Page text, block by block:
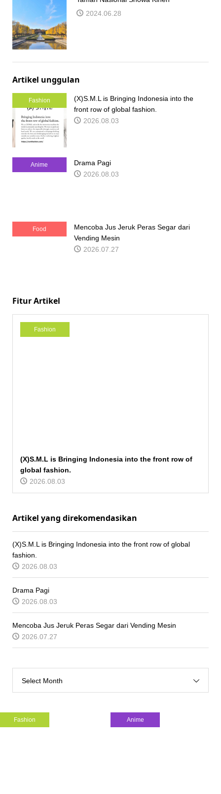
2024.06.28
Artikel unggulan
Fashion
(X)S.M.L is Bringing Indonesia into the
front row of global fashion.
2026.08.03
Anime
Drama Pagi
2026.08.03
Food
Mencoba Jus Jeruk Peras Segar dari
Vending Mesin
2026.07.27
Fitur Artikel
Fashion
(X)S.M.L is Bringing Indonesia into the front row of
global fashion.
2026.08.03
Artikel yang direkomendasikan
(X)S.M.L is Bringing Indonesia into the front row of global
fashion.
2026.08.03
Drama Pagi
2026.08.03
Mencoba Jus Jeruk Peras Segar dari Vending Mesin
2026.07.27
Select Month
Fashion Anime